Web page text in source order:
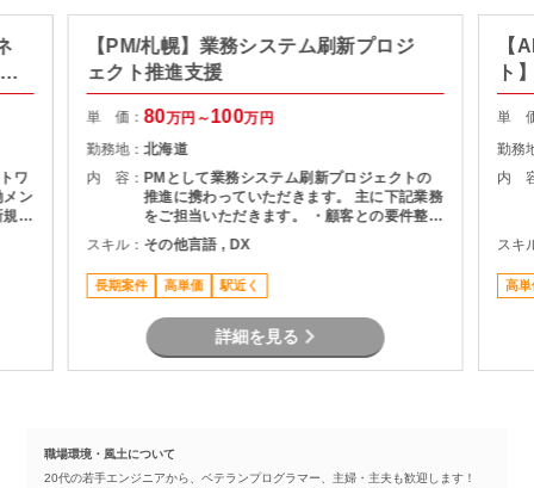
ワ
メン
基
【PM/札幌】業務システム刷新プロジ
ェクト推進支援
単 価：80万円～100万円
勤務地：北海道
内 容： PMとして業務システム刷新プロジェクトの
推進に携わっていただきます。 主に下記業務
をご担当いただきます。 ・顧客との要件整
理・課題整理 ・プロジェクト計画の策定およ
び進捗管理 ・開発チームとの調整およびマネ
ジメント ・品質、課題、リスク管理 ・関係
者向け資料作成および各種報告 ・要件定義か
スキル： その他言語 , DX
長期案件 高単価 駅近く
詳細を見る
【
ト
単
勤務
内
スキ
高単
職場環境・風土について
20代の若手エンジニアから、ベテランプログラマー、主婦・主夫も歓迎します！